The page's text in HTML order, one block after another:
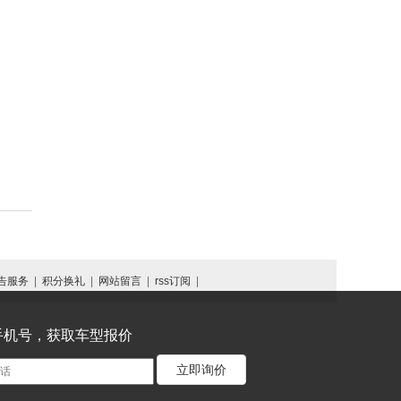
服务 积分换礼 网站留言 rss订阅
机号，获取车型报价
立即询价